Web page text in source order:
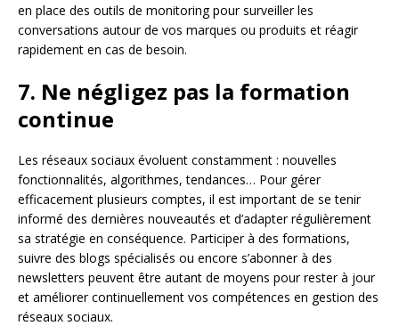
en place des outils de monitoring pour surveiller les
conversations autour de vos marques ou produits et réagir
rapidement en cas de besoin.
7. Ne négligez pas la formation
continue
Les réseaux sociaux évoluent constamment : nouvelles
fonctionnalités, algorithmes, tendances… Pour gérer
efficacement plusieurs comptes, il est important de se tenir
informé des dernières nouveautés et d’adapter régulièrement
sa stratégie en conséquence. Participer à des formations,
suivre des blogs spécialisés ou encore s’abonner à des
newsletters peuvent être autant de moyens pour rester à jour
et améliorer continuellement vos compétences en gestion des
réseaux sociaux.